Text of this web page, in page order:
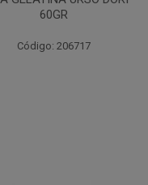
DORI 60
Código: 206719